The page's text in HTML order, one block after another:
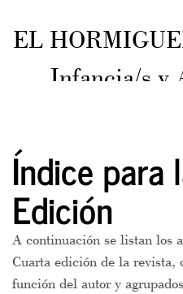
EL
Infancia/s y
Índice para
Edición
A continuación se listan los
Cuarta edición de la revista,
función del autor y